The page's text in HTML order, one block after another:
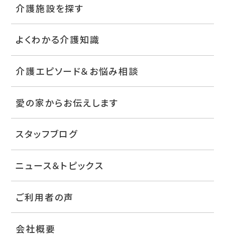
介護施設を探す
よくわかる介護知識
介護エピソード＆お悩み相談
愛の家からお伝えします
スタッフブログ
ニュース＆トピックス
ご利用者の声
会社概要